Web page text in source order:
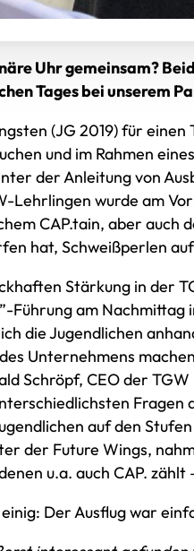
Uhr gemeinsam?
Tages bei unserem
(JG 2019) für einen
und im Rahmen
der Anleitung von
Lehrlingen wurde am
CAP.tain, aber auch
hat, Schweißperlen
Stärkung in der
Führung am
die Jugendlichen
Unternehmens
Schröpf, CEO der
Fragen
auf den
der Future Wings,
u.a. auch CAP.
Der Ausflug war